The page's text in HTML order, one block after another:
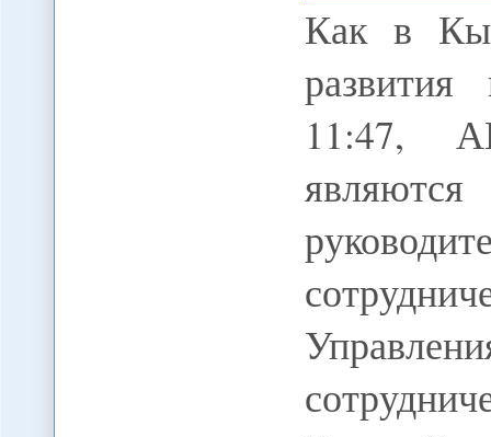
Как в
развития
11:47,